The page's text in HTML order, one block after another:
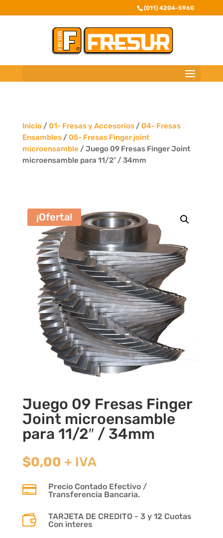
(011) 4204-5960
Inicio/ 01- Fresas y Accesorios/ 04- Fresas
Ensambles/ 05- Fresas Finger joint
microensamble / Juego 09 Fresas Finger Joint
microensamble para 11/2″ / 34mm
¡Oferta!
Juego 09 Fresas Finger
Joint microensamble
para 11/2″ / 34mm
El
original
era:
$0,00El
actual
es:
+ IVA

Precio Contado Efectivo /
Transferencia Bancaria.

TARJETA DE CREDITO - 3 y 12 Cuotas
Con interes